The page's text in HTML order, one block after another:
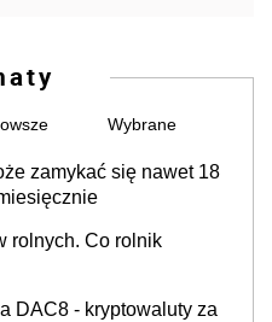
Wybrane
zamykać się nawet 18
rolnych. Co rolnik
DAC8 - kryptowaluty za